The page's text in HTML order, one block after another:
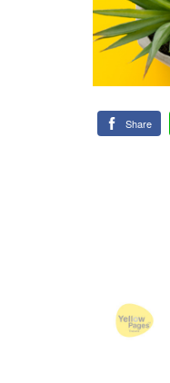
Share